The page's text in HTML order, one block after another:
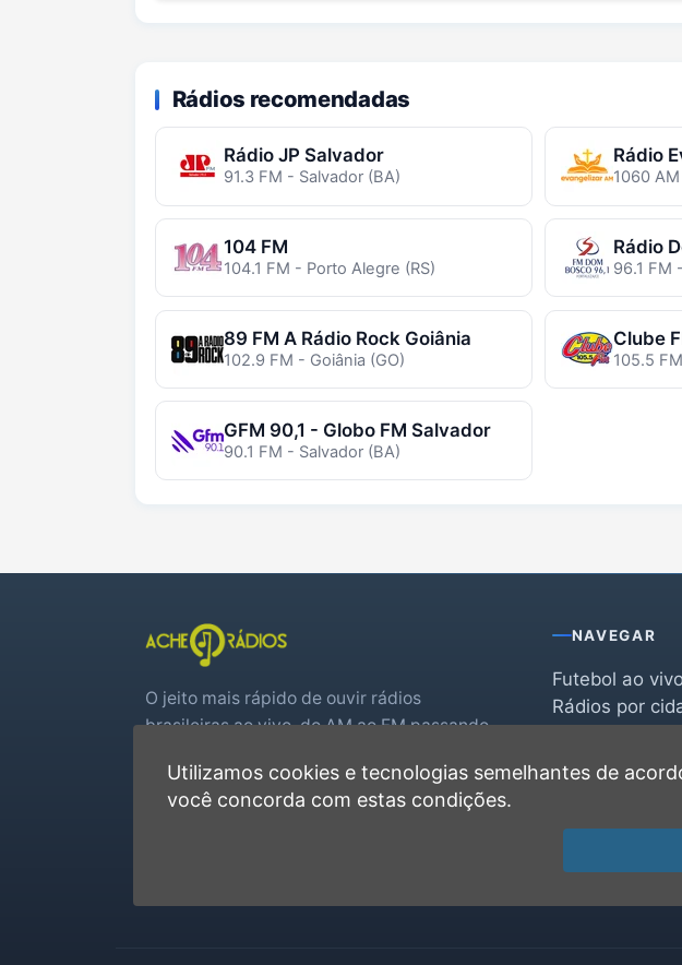
Rádios recomendadas
Rádio JP Salvador
91.3 FM - Salvador (BA)
Rádio
1060
104 FM
104.1 FM - Porto Alegre (RS)
Rádio
96.1 FM
89 FM A Rádio Rock Goiânia
102.9 FM - Goiânia (GO)
Clube
105.5
GFM 90,1 - Globo FM Salvador
90.1 FM - Salvador (BA)
O jeito mais rápido de ouvir rádios
brasileiras ao vivo, do AM ao FM passando
real.
NAVEGAR
Futebol ao
Rádios por
Favoritas
Utilizamos cookies e tecnologias semelhantes de
você concorda com estas condições.